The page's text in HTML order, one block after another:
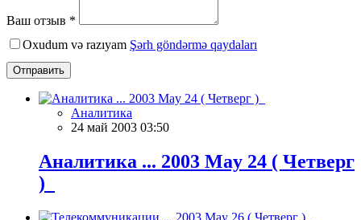
Ваш отзыв *
Oxudum və razıyam Şərh göndərmə qaydaları
Отправить
Аналитика
24 май 2003 03:50
Аналитика ... 2003 May 24 ( Четверг
)